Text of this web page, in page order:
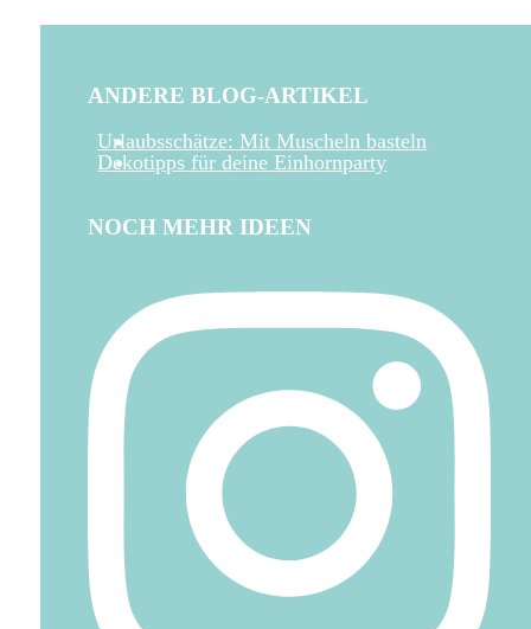
ANDERE BLOG-ARTIKEL
Urlaubsschätze: Mit Muscheln basteln
Dekotipps für deine Einhornparty
NOCH MEHR IDEEN